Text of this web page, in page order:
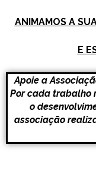
ANIMAMOS A
E
Apoie a
Por cada trabalho
o
associação